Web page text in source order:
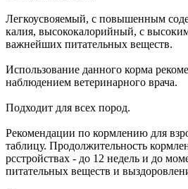
Легкоусвояемый, с повышенным
калия, высококалорийный, с
важнейших питательных веществ.
Использование данного корма
наблюдением ветеринарного врача.
Подходит для всех пород.
Рекомендации по кормлению для
таблицу. Продолжительность
рсстройствах - до 12 недель и до
питательных веществ и